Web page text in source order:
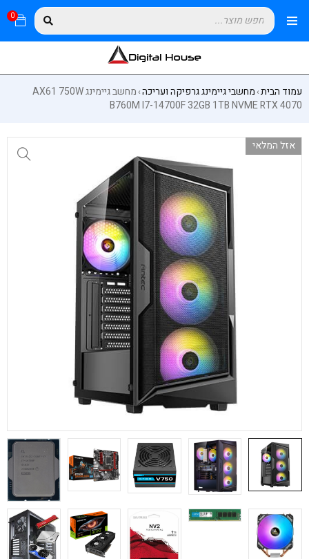
0
עמוד הבית›מחשבי גיימינג גרפיקה ועריכה›
מחשב גיימינג AX61 750W
B760M I7-14700F 32GB 1TB NVME RTX 4070
אזל המלאי